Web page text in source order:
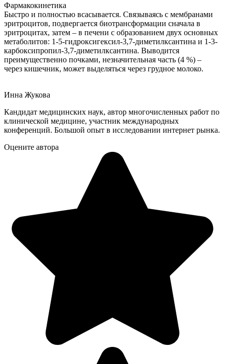
Фармакокинетика
Быстро и полностью всасывается. Связываясь с мембранами
эритроцитов, подвергается биотрансформации сначала в
эритроцитах, затем – в печени с образованием двух основных
метаболитов: 1-5-гидроксигексил-3,7-диметилксантина и 1-3-
карбоксипропил-3,7-диметилксантина. Выводится
преимущественно почками, незначительная часть (4 %) –
через кишечник, может выделяться через грудное молоко.
Инна Жукова
Кандидат медицинских наук, автор многочисленных работ по
клинической медицине, участник международных
конференций. Большой опыт в исследовании интернет рынка.
Оцените автора